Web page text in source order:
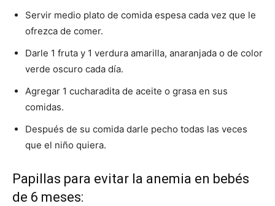
Servir medio plato de comida espesa cada vez que le
ofrezca de comer.
Darle 1 fruta y 1 verdura amarilla, anaranjada o de color
verde oscuro cada día.
Agregar 1 cucharadita de aceite o grasa en sus
comidas.
Después de su comida darle pecho todas las veces
que el niño quiera.
Papillas para evitar la anemia en bebés
de 6 meses: